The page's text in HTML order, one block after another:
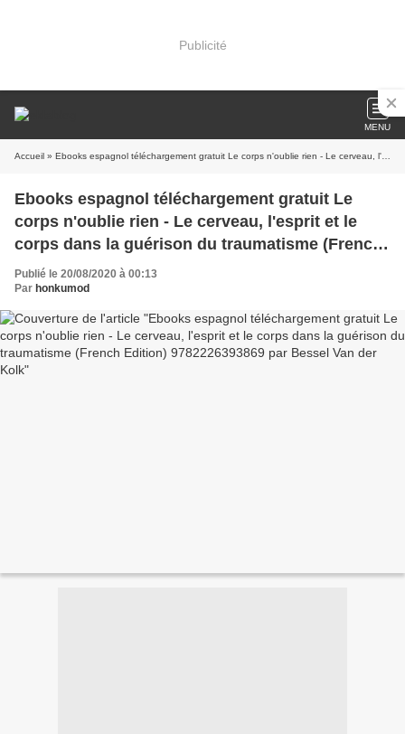
Publicité
MENU
Accueil » Ebooks espagnol téléchargement gratuit Le corps n'oublie rien - Le cerveau, l'esprit et le corps dans la guérison du traumatisme (French Edition) 9782226393869 par Bessel Van der Kolk
Ebooks espagnol téléchargement gratuit Le
corps n'oublie rien - Le cerveau, l'esprit et le
corps dans la guérison du traumatisme (French
Edition) 9782226393869 par Bessel Van der Kolk
Publié le 20/08/2020 à 00:13
Par honkumod